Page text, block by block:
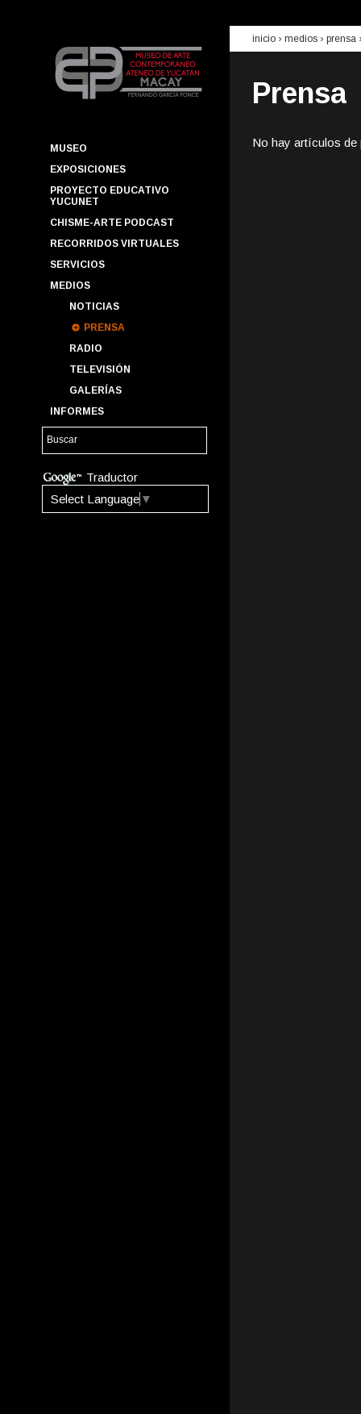
MUSEO
EXPOSICIONES
PROYECTO EDUCATIVO
YUCUNET
CHISME-ARTE PODCAST
RECORRIDOS VIRTUALES
SERVICIOS
MEDIOS
NOTICIAS
PRENSA
RADIO
TELEVISIÓN
GALERÍAS
INFORMES
Traductor
Select Language ▼
inicio › medios › prensa
Prensa
No hay artículos de